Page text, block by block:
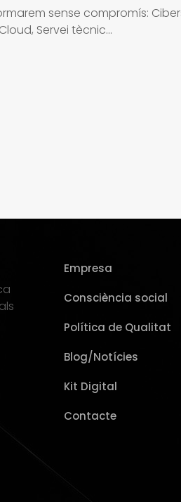
sense compromís:
Cloud, Servei tècnic...
Empresa
Consciència social
Política de Qualitat
Blog/Notícies
Kit Digital
Contacte